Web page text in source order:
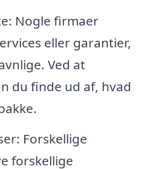
Nogle firmaer
eller garantier,
Ved at
du finde ud af, hvad
Forskellige
forskellige